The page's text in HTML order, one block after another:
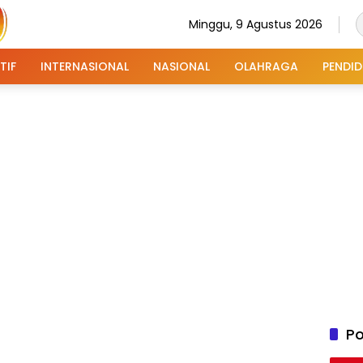
Minggu, 9 Agustus 2026
INTERNASIONAL NASIONAL OLAHRAGA